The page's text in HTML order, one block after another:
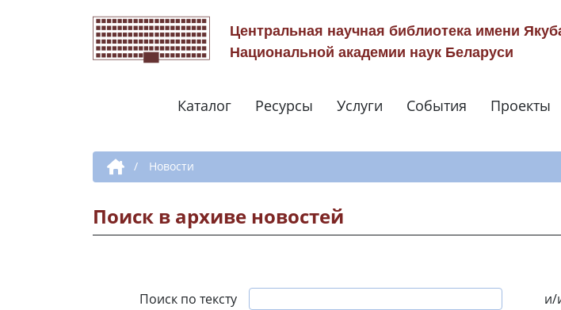
Центральная научная библиотека имени
Национальной академии наук Беларуси
Каталог Ресурсы Услуги События Проекты
Дополнительная навигация
/ Новости
Поиск в архиве новостей
Поиск по тексту и/